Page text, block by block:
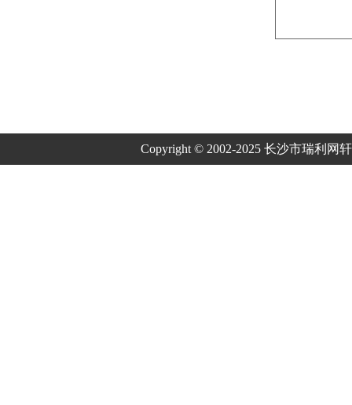
Copyright © 2002-2025 长沙市瑞利网